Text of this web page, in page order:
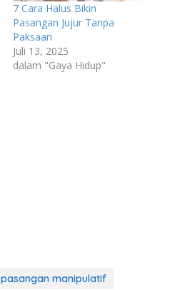
7 Cara Halus Bikin
Pasangan Jujur Tanpa
Paksaan
Juli 13, 2025
dalam "Gaya Hidup"
pasangan manipulatif